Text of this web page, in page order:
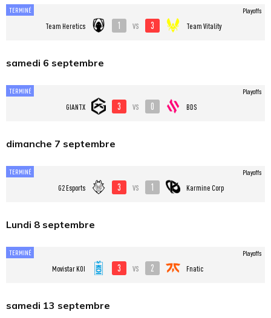
TERMINÉ
Team Heretics 1 vs 3 Team Vitality
Playoffs
samedi 6 septembre
TERMINÉ
GIANTX 3 vs 0 BDS
Playoffs
dimanche 7 septembre
TERMINÉ
G2 Esports 3 vs 1 Karmine Corp
Playoffs
Lundi 8 septembre
TERMINÉ
Movistar KOI 3 vs 2 Fnatic
Playoffs
samedi 13 septembre